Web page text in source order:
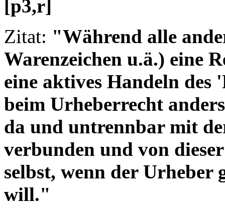
[p3,r]
Zitat: "Während alle
Warenzeichen u.ä.) eine
eine aktives Handeln des
beim Urheberrecht
da und untrennbar mit
verbunden und von
selbst, wenn der
will."